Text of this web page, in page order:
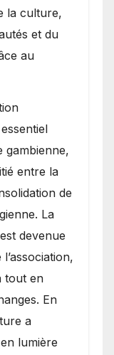
la culture,
et du
au
gambienne,
entre la
de
La
devenue
tout en
En
a
lumière